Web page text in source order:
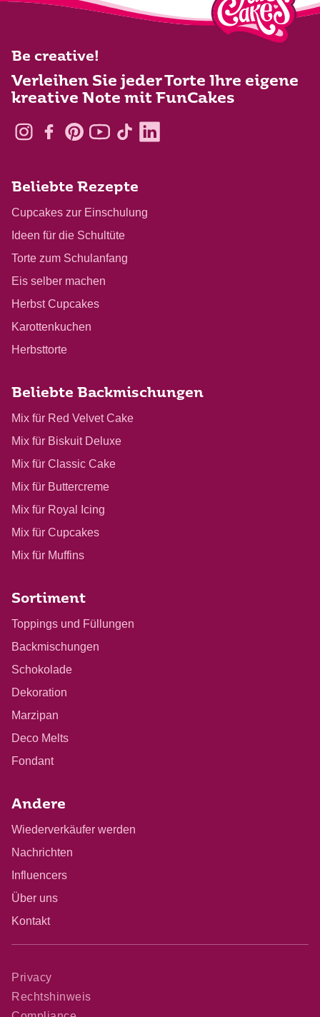
Be creative!
Verleihen Sie jeder Torte Ihre eigene
kreative Note mit FunCakes
Beliebte Rezepte
Cupcakes zur Einschulung
Ideen für die Schultüte
Torte zum Schulanfang
Eis selber machen
Herbst Cupcakes
Karottenkuchen
Herbsttorte
Beliebte Backmischungen
Mix für Red Velvet Cake
Mix für Biskuit Deluxe
Mix für Classic Cake
Mix für Buttercreme
Mix für Royal Icing
Mix für Cupcakes
Mix für Muffins
Sortiment
Toppings und Füllungen
Backmischungen
Schokolade
Dekoration
Marzipan
Deco Melts
Fondant
Andere
Wiederverkäufer werden
Nachrichten
Influencers
Über uns
Kontakt
Privacy
Rechtshinweis